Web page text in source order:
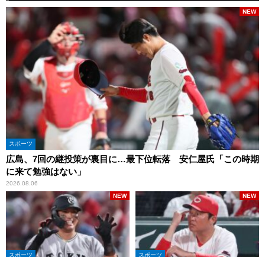
スポーツ
広島、7回の継投策が裏目に…最下位転落 安仁屋氏「この時期
に来て勉強はない」
2026.08.06
NEW
スポーツ
NEW
スポーツ
NEW